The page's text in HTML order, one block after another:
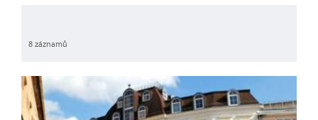
8 záznamů